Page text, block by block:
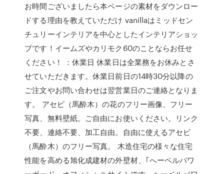
お時間ございましたら本ページの素材をダウンロー
ドする理由を教えていただけ vanillaはミッドセン
チュリーインテリアを中心としたインテリアショッ
プです！イームズやカリモク60のことならお任せ
ください！ ：休業日 休業日は全業務をお休みとさ
せていただきます。休業日前日の14時30分以降の
ご注文やお問い合わせは翌営業日のご連絡となりま
す。 アセビ（馬酔木）の花のフリー画像、フリー
写真、無料壁紙。ご自由にお使いください。リンク
不要、連絡不要、加工自由。自由に使えるアセビ
（馬酔木）のフリー写真。 木造住宅の様々な住宅
性能を高める旭化成建材の外壁材、｢へーベルパワ